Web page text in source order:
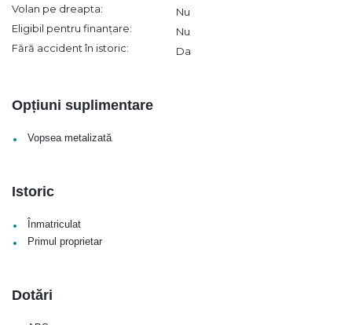
Volan pe dreapta:
Nu
Eligibil pentru finanțare:
Nu
Fără accident în istoric:
Da
Opțiuni suplimentare
• Vopsea metalizată
Istoric
• Înmatriculat
• Primul proprietar
Dotări